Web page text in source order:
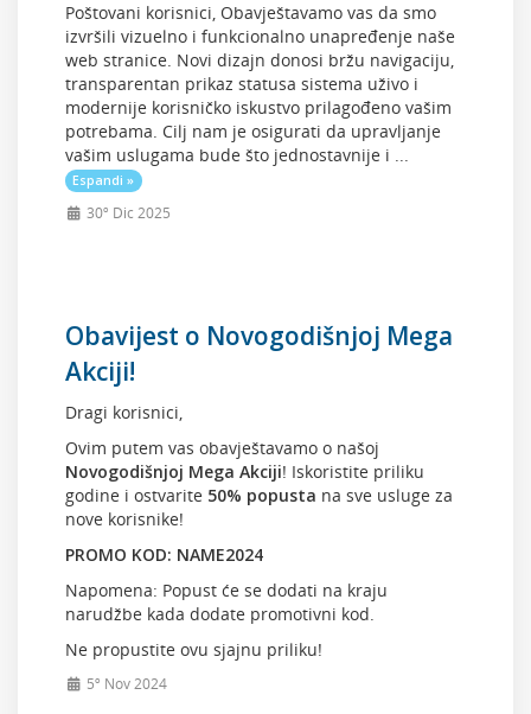
Poštovani korisnici, Obavještavamo vas da smo
izvršili vizuelno i funkcionalno unapređenje naše
web stranice. Novi dizajn donosi bržu navigaciju,
transparentan prikaz statusa sistema uživo i
modernije korisničko iskustvo prilagođeno vašim
potrebama. Cilj nam je osigurati da upravljanje
vašim uslugama bude što jednostavnije i ...
Espandi »
30º Dic 2025
Obavijest o Novogodišnjoj Mega
Akciji!
Dragi korisnici,
Ovim putem vas obavještavamo o našoj
Novogodišnjoj Mega Akciji! Iskoristite priliku
godine i ostvarite 50% popusta na sve usluge za
nove korisnike!
PROMO KOD: NAME2024
Napomena: Popust će se dodati na kraju
narudžbe kada dodate promotivni kod.
Ne propustite ovu sjajnu priliku!
5º Nov 2024